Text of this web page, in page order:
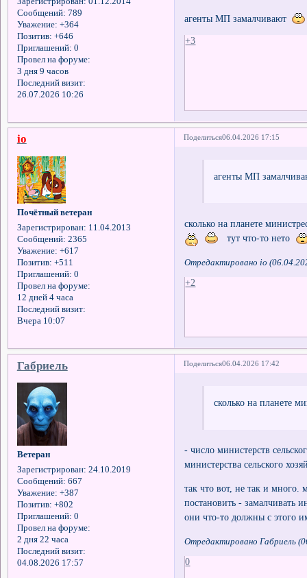
Сообщений: 789
Уважение: +364
Позитив: +646
Приглашений: 0
Провел на форуме:
3 дня 9 часов
Последний визит:
26.07.2026 10:26
агенты МП замалчивают
+3
Поделиться06.04.2026 17:15
io
Почётный ветеран
Зарегистрирован: 11.04.2013
Сообщений: 2365
Уважение: +617
Позитив: +511
Приглашений: 0
Провел на форуме:
12 дней 4 часа
Последний визит:
Вчера 10:07
агенты МП
сколько на планете
тут что-то нето
Отредактировано io
+2
Поделиться06.04.2026 17:42
Габриель
Ветеран
Зарегистрирован: 24.10.2019
Сообщений: 667
Уважение: +387
Позитив: +802
Приглашений: 0
Провел на форуме:
2 дня 22 часа
Последний визит:
04.08.2026 17:57
сколько на планете
- число министерств
министерства сельского
так что вот, не так и много.
постановить - замалчивать
они что-то должны с этого
Отредактировано Габриель
0